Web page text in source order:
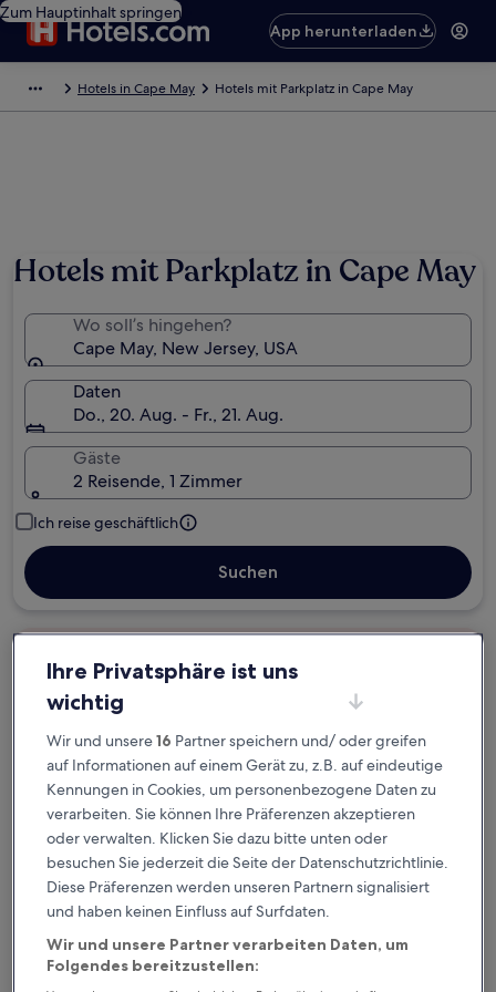
Zum Hauptinhalt springen
App herunterladen
Hotels in Cape May Hotels mit Parkplatz in Cape May
Hotels mit Parkplatz in Cape May
Wo soll’s hingehen?
Cape May, New Jersey, USA
Daten
Do., 20. Aug. - Fr., 21. Aug.
Gäste
2 Reisende, 1 Zimmer
Ich reise geschäftlich
Suchen
Kostenlose Stornierung bei
Planänderungen
Verdiene Prämien für jede
wahrgenommene Übernachtung
Mehr sparen mit Preisen für Mitglieder
Überprüfe die Preise für diese Daten
Heute
Morgen
Ihre Privatsphäre ist uns
wichtig
Wir und unsere16 Partner speichern und/ oder greifen
auf Informationen auf einem Gerät zu, z.B. auf eindeutige
Kennungen in Cookies, um personenbezogene Daten zu
verarbeiten. Sie können Ihre Präferenzen akzeptieren
oder verwalten. Klicken Sie dazu bitte unten oder
besuchen Sie jederzeit die Seite der Datenschutzrichtlinie.
Diese Präferenzen werden unseren Partnern signalisiert
und haben keinen Einfluss auf Surfdaten.
Wir und unsere Partner verarbeiten Daten, um
Folgendes bereitzustellen: